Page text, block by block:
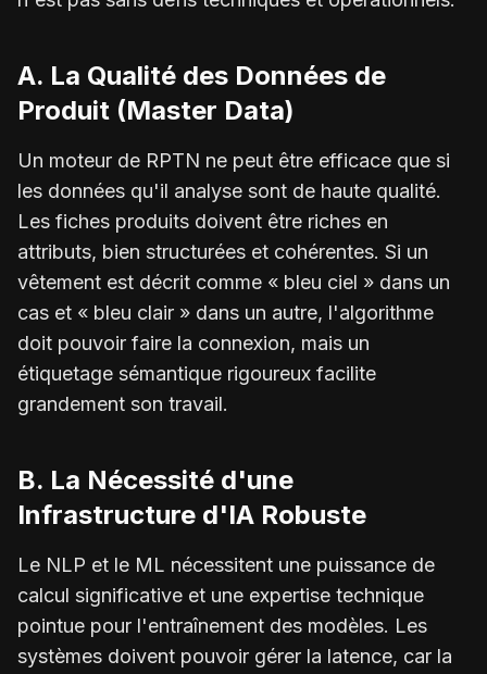
A. La Qualité des Données de
Produit (Master Data)
Un moteur de RPTN ne peut être efficace que si
les données qu'il analyse sont de haute qualité.
Les fiches produits doivent être riches en
attributs, bien structurées et cohérentes. Si un
vêtement est décrit comme « bleu ciel » dans un
cas et « bleu clair » dans un autre, l'algorithme
doit pouvoir faire la connexion, mais un
étiquetage sémantique rigoureux facilite
grandement son travail.
B. La Nécessité d'une
Infrastructure d'IA Robuste
Le NLP et le ML nécessitent une puissance de
calcul significative et une expertise technique
pointue pour l'entraînement des modèles. Les
systèmes doivent pouvoir gérer la latence, car la